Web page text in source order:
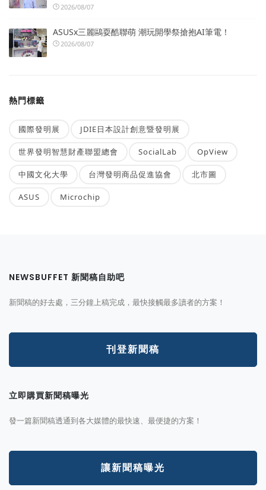
2026/08/07
ASUSx三麗鷗耍酷聯萌 潮玩開學祭搶抱AI筆電！
2026/08/07
熱門標籤
國際發明展 JDIE日本設計創意暨發明展
世界發明智慧財產聯盟總會 SocialLab OpView
中國文化大學 台灣發明商品促進協會 北市圖
ASUS Microchip
NEWSBUFFET 新聞稿自助吧
新聞稿的好去處，三分鐘上稿完成，最快接觸最多讀者的方案！
刊登新聞稿
立即購買新聞稿曝光
發一篇新聞稿透通到各大媒體的最快速、最便捷的方案！
讓新聞稿曝光